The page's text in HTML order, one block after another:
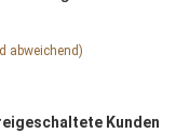
abweichend)
Kunden